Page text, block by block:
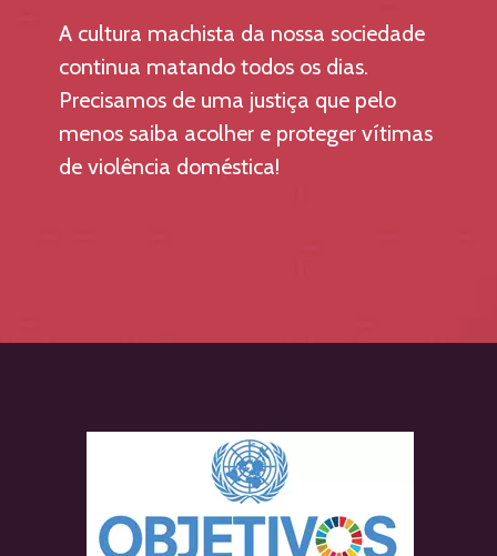
A cultura machista da nossa sociedade
continua matando todos os dias.
Precisamos de uma justiça que pelo
menos saiba acolher e proteger vítimas
de violência doméstica!